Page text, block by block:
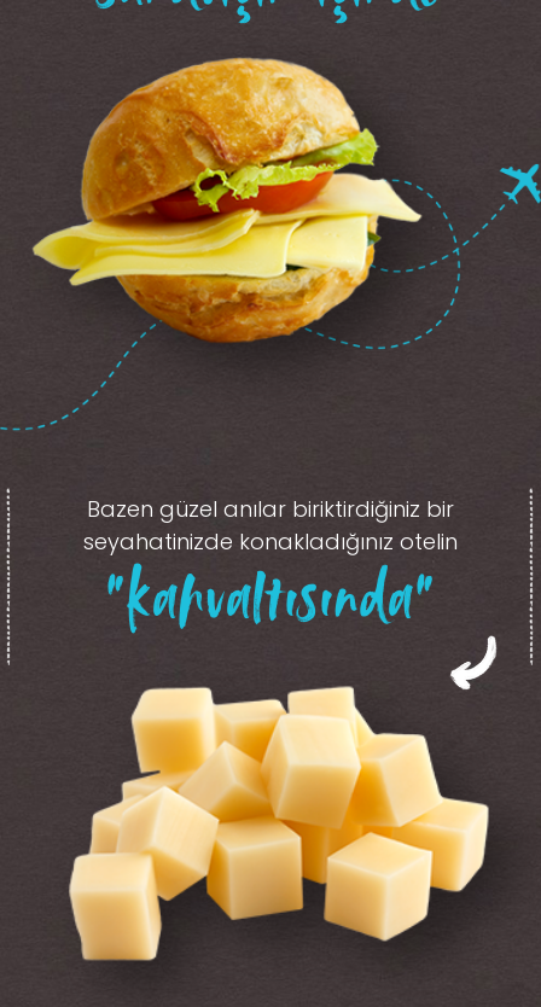
Bazen güzel anılar biriktirdiğiniz bir
seyahatinizde konakladığınız otelin
“kahvaltısında”